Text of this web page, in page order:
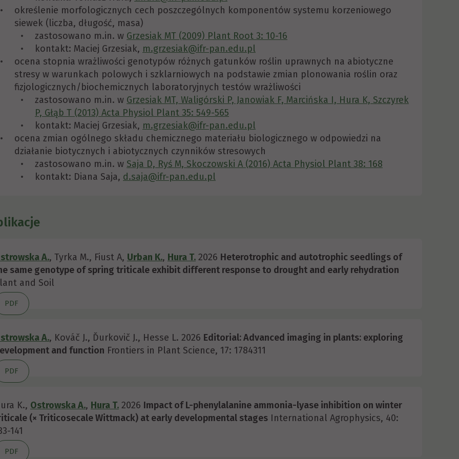
określenie morfologicznych cech poszczególnych komponentów systemu korzeniowego
siewek (liczba, długość, masa)
zastosowano m.in. w Grzesiak MT (2009) Plant Root 3: 10-16
kontakt: Maciej Grzesiak, m.grzesiak@ifr-pan.edu.pl
ocena stopnia wrażliwości genotypów różnych gatunków roślin uprawnych na abiotyczne
stresy w warunkach polowych i szklarniowych na podstawie zmian plonowania roślin oraz
fizjologicznych/biochemicznych laboratoryjnych testów wrażliwości
zastosowano m.in. w Grzesiak MT, Waligórski P, Janowiak F, Marcińska I, Hura K, Szczyrek
P, Głąb T (2013) Acta Physiol Plant 35: 549-565
kontakt: Maciej Grzesiak, m.grzesiak@ifr-pan.edu.pl
ocena zmian ogólnego składu chemicznego materiału biologicznego w odpowiedzi na
działanie biotycznych i abiotycznych czynników stresowych
zastosowano m.in. w Saja D, Ryś M, Skoczowski A (2016) Acta Physiol Plant 38: 168
kontakt: Diana Saja, d.saja@ifr-pan.edu.pl
A., Tyrka M., Fiust A, Urban K., Hura T. 2026 Heterotrophic and autotrophic seedlings of
same genotype of spring triticale exhibit different response to drought and early rehydration
and Soil
PDF
A., Kováč J., Ďurkovič J., Hesse L. 2026 Editorial: Advanced imaging in plants: exploring
and function Frontiers in Plant Science, 17: 1784311
PDF
K., Ostrowska A., Hura T. 2026 Impact of L-phenylalanine ammonia-lyase inhibition on winter
(× Triticosecale Wittmack) at early developmental stages International Agrophysics, 40:
141
PDF